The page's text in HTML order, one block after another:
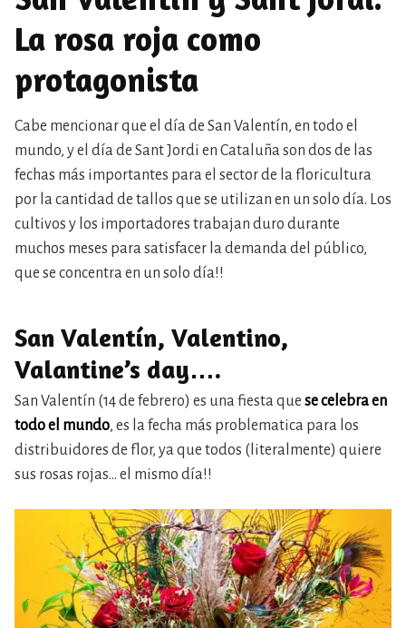
La rosa roja como
protagonista
Cabe mencionar que el día de San Valentín, en todo el
mundo, y el día de Sant Jordi en Cataluña son dos de las
fechas más importantes para el sector de la floricultura
por la cantidad de tallos que se utilizan en un solo día. Los
cultivos y los importadores trabajan duro durante
muchos meses para satisfacer la demanda del público,
que se concentra en un solo día!!
San Valentín, Valentino,
Valantine’s day….
San Valentín (14 de febrero) es una fiesta que se celebra en
todo el mundo, es la fecha más problematica para los
distribuidores de flor, ya que todos (literalmente) quiere
sus rosas rojas… el mismo día!!